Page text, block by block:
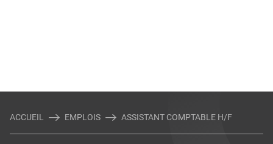
ACCUEIL EMPLOIS ASSISTANT COMPTABLE H/F